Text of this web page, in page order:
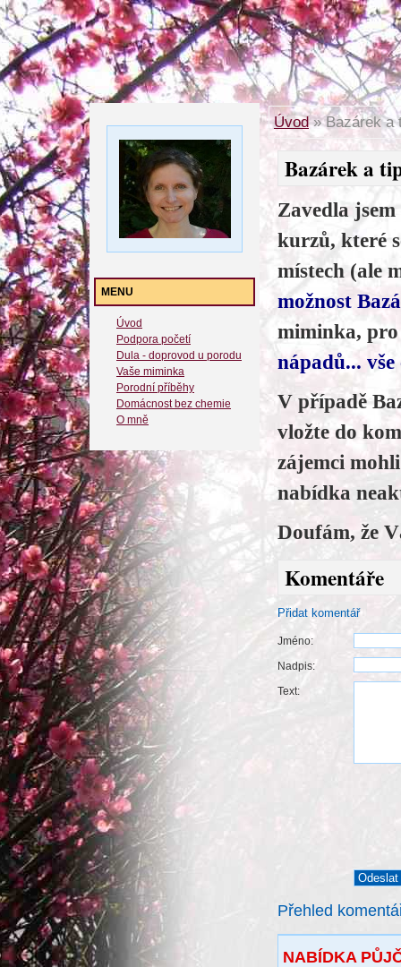
MENU
Úvod
Podpora početí
Dula - doprovod u porodu
Vaše miminka
Porodní příběhy
Domácnost bez chemie
O mně
Úvod»Bazárek a
Bazárek a
Zavedla
kurzů, které
místech (ale
možnost
miminka,
nápadů...
V případě
vložte do
zájemci
nabídka
Doufám, že
Komentáře
Přidat komentář
Jméno:
Nadpis:
Text:
Přehled
NABÍDKA